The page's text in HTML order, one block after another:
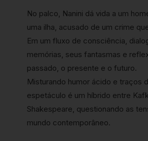
No palco, Nanini dá vida a um
uma ilha, acusado de um crime
Em um fluxo de consciência,
memórias, seus fantasmas e
passado, o presente e o futuro.
Misturando humor ácido e traços
espetáculo é um híbrido entre
Shakespeare, questionando as
mundo contemporâneo.